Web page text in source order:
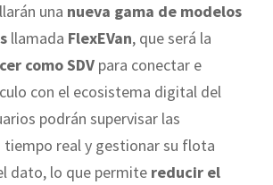
una nueva gama de modelos
llamada FlexEVan, que será la
como SDV para conectar e
con el ecosistema digital del
podrán supervisar las
tiempo real y gestionar su flota
dato, lo que permite reducir el